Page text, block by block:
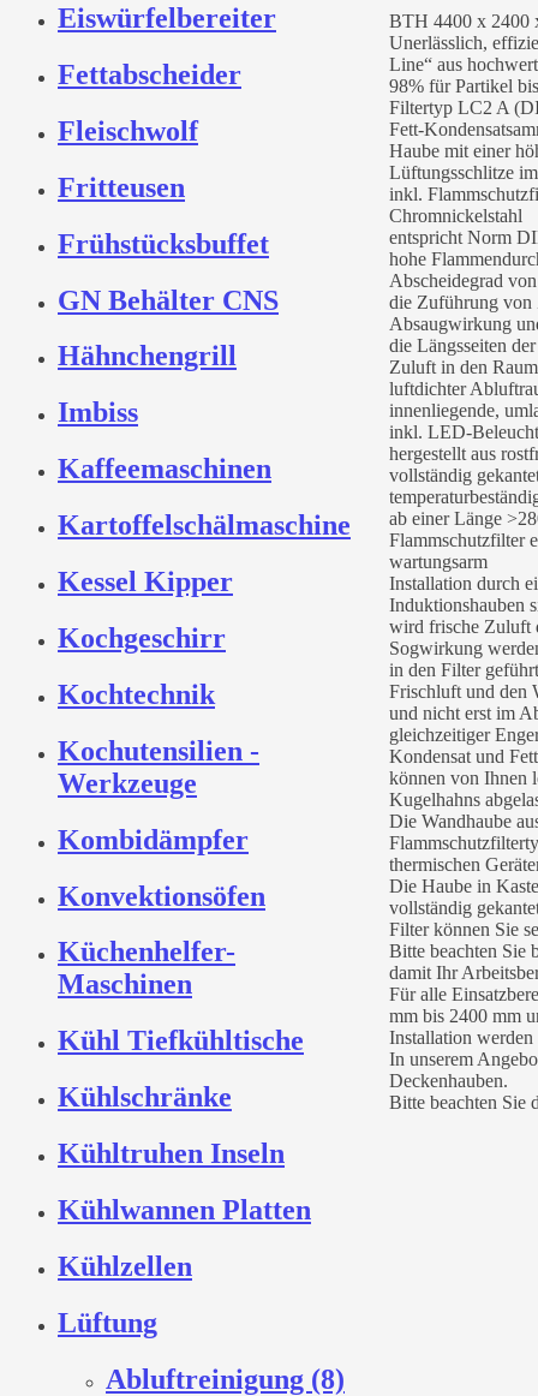
Eiswürfelbereiter
Fettabscheider
Fleischwolf
Fritteusen
Frühstücksbuffet
GN Behälter CNS
Hähnchengrill
Imbiss
Kaffeemaschinen
Kartoffelschälmaschine
Kessel Kipper
Kochgeschirr
Kochtechnik
Kochutensilien -
Werkzeuge
Kombidämpfer
Konvektionsöfen
Küchenhelfer-
Maschinen
Kühl Tiefkühltische
Kühlschränke
Kühltruhen Inseln
Kühlwannen Platten
Kühlzellen
Lüftung
Abluftreinigung (8)
BTH 4400 x 2400
Unerlässlich,
Line“ aus
98% für Partikel
Filtertyp LC2 A
Fett-
Haube mit einer
Lüftungsschlitze
inkl.
Chromnickelstahl
entspricht Norm
hohe
Abscheidegrad
die Zuführung von
Absaugwirkung
die Längsseiten
Zuluft in den
luftdichter
innenliegende,
inkl. LED-
hergestellt aus
vollständig
ab einer Länge
Flammschutzfilter
wartungsarm
Installation durch
Induktionshauben
wird frische Zuluft
Sogwirkung
in den Filter
Frischluft und den
und nicht erst im
gleichzeitiger
Kondensat und
können von Ihnen
Kugelhahns
Die Wandhaube
thermischen
Die Haube in
vollständig
Filter können Sie
Bitte beachten Sie
damit Ihr
Für alle
mm bis 2400 mm
Installation
In unserem
Deckenhauben.
Bitte beachten Sie